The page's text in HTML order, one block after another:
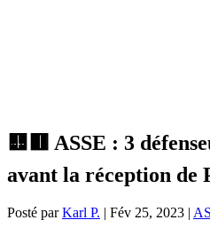
🟨🟥 ASSE : 3
avant la réception de
Posté parKarl P. | Fév 25, 2023 |